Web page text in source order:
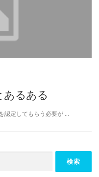
あるある
認定してもらう必要が …